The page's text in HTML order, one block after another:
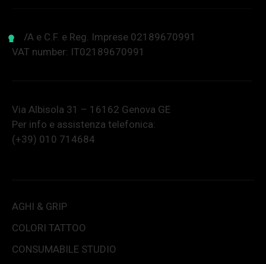
P.IVA e C.F. e Reg. Imprese 02189670991
VAT number: IT02189670991
Via Albisola 31 – 16162 Genova GE
Per info e assistenza telefonica:
(+39) 010 714684
AGHI & GRIP
COLORI TATTOO
CONSUMABILE STUDIO